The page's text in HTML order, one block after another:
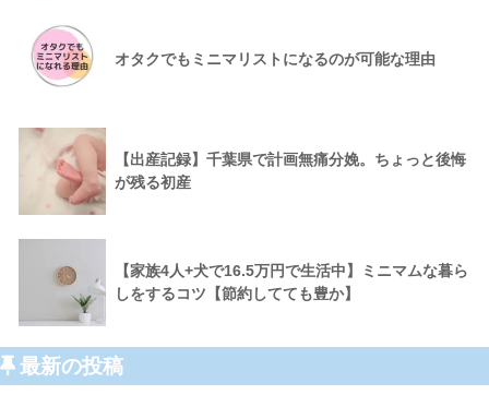
オタクでもミニマリストになるのが可能な理由
【出産記録】千葉県で計画無痛分娩。ちょっと後悔
が残る初産
【家族4人+犬で16.5万円で生活中】ミニマムな暮ら
しをするコツ【節約してても豊か】
最新の投稿